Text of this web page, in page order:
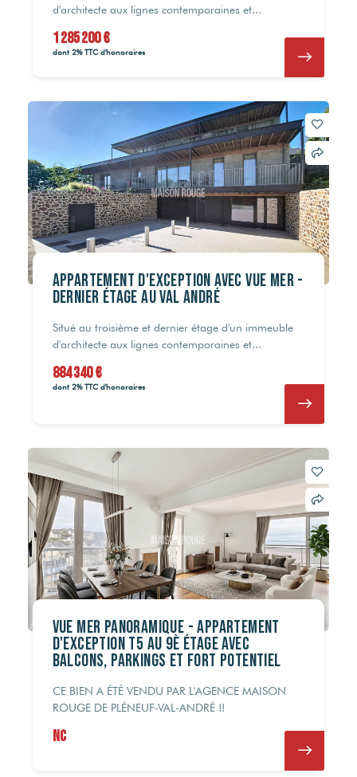
d'architecte aux lignes contemporaines et...
1 285 200 €
dont 2% TTC d'honoraires
Appartement d'exception avec vue mer -
Dernier étage au Val André
Situé au troisième et dernier étage d'un immeuble
d'architecte aux lignes contemporaines et...
884 340 €
dont 2% TTC d'honoraires
Vue Mer Panoramique - Appartement
d'Exception T5 au 9è Étage avec
Balcons, Parkings et Fort Potentiel
CE BIEN A ÉTÉ VENDU PAR L'AGENCE MAISON
ROUGE DE PLÉNEUF-VAL-ANDRÉ !!
NC